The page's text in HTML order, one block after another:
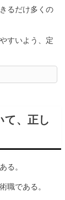
るだけ多くの
すいよう、定
、正し
る。
職である。